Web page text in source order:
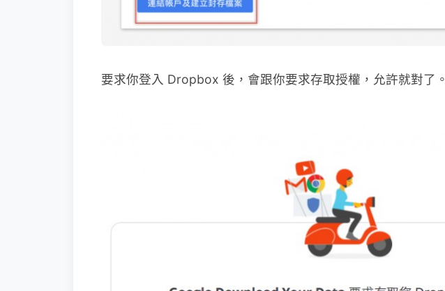
要求你登入 Dropbox 後，會跟你要求存取授權，允許就對了。